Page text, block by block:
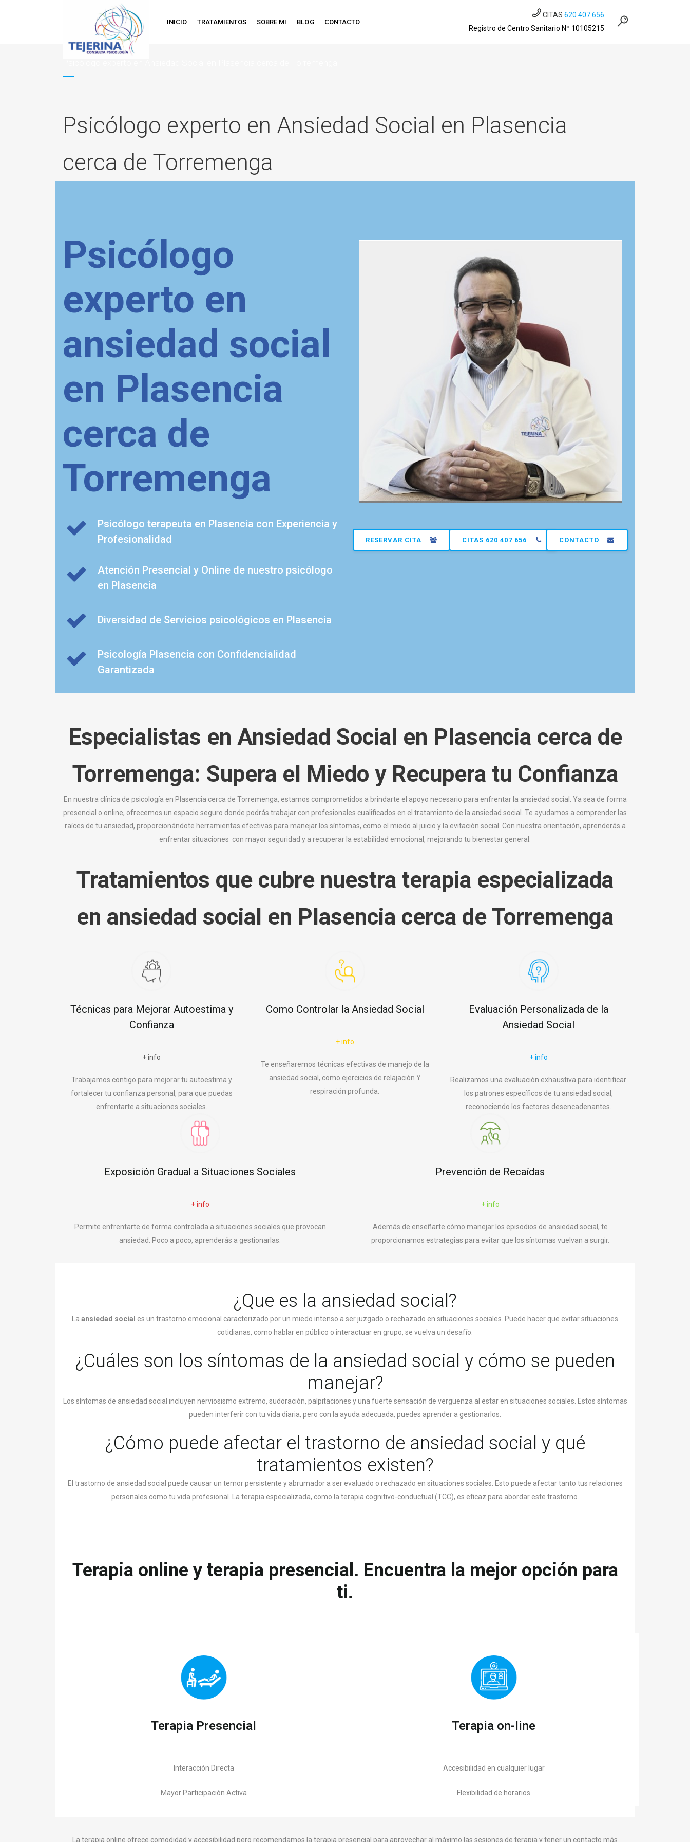
CITAS 620 407 656
Registro de Centro Sanitario Nº 10105215
INICIO TRATAMIENTOS SOBRE MI BLOG CONTACTO
Psicólogo experto en Ansiedad Social en Plasencia
cerca de Torremenga
Psicólogo
experto en
ansiedad social
en Plasencia
cerca de
Torremenga
Psicólogo terapeuta en Plasencia con Experiencia y
Profesionalidad
Atención Presencial y Online de nuestro psicólogo
en Plasencia
Diversidad de Servicios psicológicos en Plasencia
Psicología Plasencia con Confidencialidad
Garantizada
RESERVAR CITA CITAS 620 407 656 CONTACTO
Especialistas en Ansiedad Social en Plasencia cerca de
Torremenga: Supera el Miedo y Recupera tu Confianza
En nuestra clínica de psicología en Plasencia cerca de Torremenga, estamos comprometidos a brindarte el apoyo necesario para enfrentar la ansiedad social. Ya sea de forma
presencial o online, ofrecemos un espacio seguro donde podrás trabajar con profesionales cualificados en el tratamiento de la ansiedad social. Te ayudamos a comprender las
raíces de tu ansiedad, proporcionándote herramientas efectivas para manejar los síntomas, como el miedo al juicio y la evitación social. Con nuestra orientación, aprenderás a
enfrentar situaciones con mayor seguridad y a recuperar la estabilidad emocional, mejorando tu bienestar general.
Tratamientos que cubre nuestra terapia especializada
en ansiedad social en Plasencia cerca de Torremenga
Técnicas para Mejorar Autoestima y
Confianza
+ info
Trabajamos contigo para mejorar tu autoestima y
fortalecer tu confianza personal, para que puedas
enfrentarte a situaciones sociales.
Como Controlar la Ansiedad Social
+ info
Te enseñaremos técnicas efectivas de manejo de la
ansiedad social, como ejercicios de relajación Y
respiración profunda.
Evaluación Personalizada de la
Ansiedad Social
+ info
Realizamos una evaluación exhaustiva para identificar
los patrones específicos de tu ansiedad social,
reconociendo los factores desencadenantes.
Exposición Gradual a Situaciones Sociales
+ info
Permite enfrentarte de forma controlada a situaciones sociales que provocan
ansiedad. Poco a poco, aprenderás a gestionarlas.
Prevención de Recaídas
+ info
Además de enseñarte cómo manejar los episodios de ansiedad social, te
proporcionamos estrategias para evitar que los síntomas vuelvan a surgir.
¿Que es la ansiedad social?
La ansiedad social es un trastorno emocional caracterizado por un miedo intenso a ser juzgado o rechazado en situaciones sociales. Puede hacer que evitar situaciones
cotidianas, como hablar en público o interactuar en grupo, se vuelva un desafío.
¿Cuáles son los síntomas de la ansiedad social y cómo se pueden
manejar?
Los síntomas de ansiedad social incluyen nerviosismo extremo, sudoración, palpitaciones y una fuerte sensación de vergüenza al estar en situaciones sociales. Estos síntomas
pueden interferir con tu vida diaria, pero con la ayuda adecuada, puedes aprender a gestionarlos.
¿Cómo puede afectar el trastorno de ansiedad social y qué
tratamientos existen?
El trastorno de ansiedad social puede causar un temor persistente y abrumador a ser evaluado o rechazado en situaciones sociales. Esto puede afectar tanto tus relaciones
personales como tu vida profesional. La terapia especializada, como la terapia cognitivo-conductual (TCC), es eficaz para abordar este trastorno.
Terapia online y terapia presencial. Encuentra la mejor opción para
ti.
Terapia Presencial
Interacción Directa
Mayor Participación Activa
Terapia on-line
Accesibilidad en cualquier lugar
Flexibilidad de horarios
La terapia online ofrece comodidad y accesibilidad pero recomendamos la terapia presencial para aprovechar al máximo las sesiones de terapia y tener un contacto más